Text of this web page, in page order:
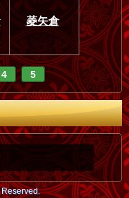
菱矢倉
4 5